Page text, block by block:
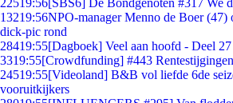
22519:56[SBS6] De Bondgenoten #317 We
13219:56NPO-manager Menno de Boer (47)
dick-pic rond
28419:55[Dagboek] Veel aan hoofd - Deel 27
3319:55[Crowdfunding] #443
24519:55[Videoland] B&B vol liefde 6de
vooruitkijkers